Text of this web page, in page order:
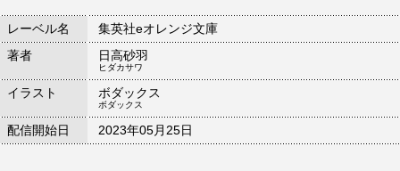
レーベル名
集英社eオレンジ文庫
著者
日高砂羽
ヒダカサワ
イラスト ボダックス
ボダックス
配信開始日 2023年05月25日